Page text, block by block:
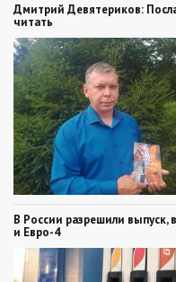
Дмитрий Девятериков:
читать
В России разрешили выпуск,
и Евро-4